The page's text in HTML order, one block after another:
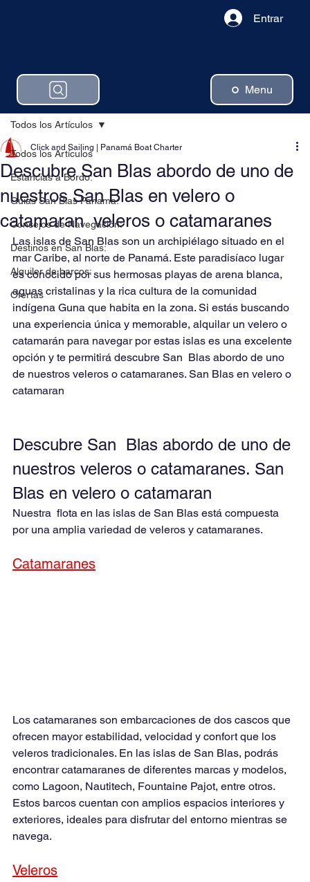
Menu
Entrar
Todos los Artículos
Estancias a Bordo:
Guias San Blas Panama:
Consejos de Navegación:
Destinos en San Blas:
Alquiler de barcos:
Ofertas
Todos los Artículos
Descubre San Blas abordo de uno de
nuestros San Blas en velero o
catamaran veleros o catamaranes
Click and Sailing | Panamá Boat Charter
Las islas de San Blas son un archipiélago situado en el
mar Caribe, al norte de Panamá. Este paradisíaco lugar
es conocido por sus hermosas playas de arena blanca,
aguas cristalinas y la rica cultura de la comunidad
indígena Guna que habita en la zona. Si estás buscando
una experiencia única y memorable, alquilar un velero o
catamarán para navegar por estas islas es una excelente
opción y te permitirá descubre San  Blas abordo de uno
de nuestros veleros o catamaranes. San Blas en velero o
catamaran
Descubre San  Blas abordo de uno de
nuestros veleros o catamaranes. San
Blas en velero o catamaran
Nuestra  flota en las islas de San Blas está compuesta
por una amplia variedad de veleros y catamaranes.
Catamaranes
Los catamaranes son embarcaciones de dos cascos que
ofrecen mayor estabilidad, velocidad y confort que los
veleros tradicionales. En las islas de San Blas, podrás
encontrar catamaranes de diferentes marcas y modelos,
como Lagoon, Nautitech, Fountaine Pajot, entre otros.
Estos barcos cuentan con amplios espacios interiores y
exteriores, ideales para disfrutar del entorno mientras se
navega.
Veleros